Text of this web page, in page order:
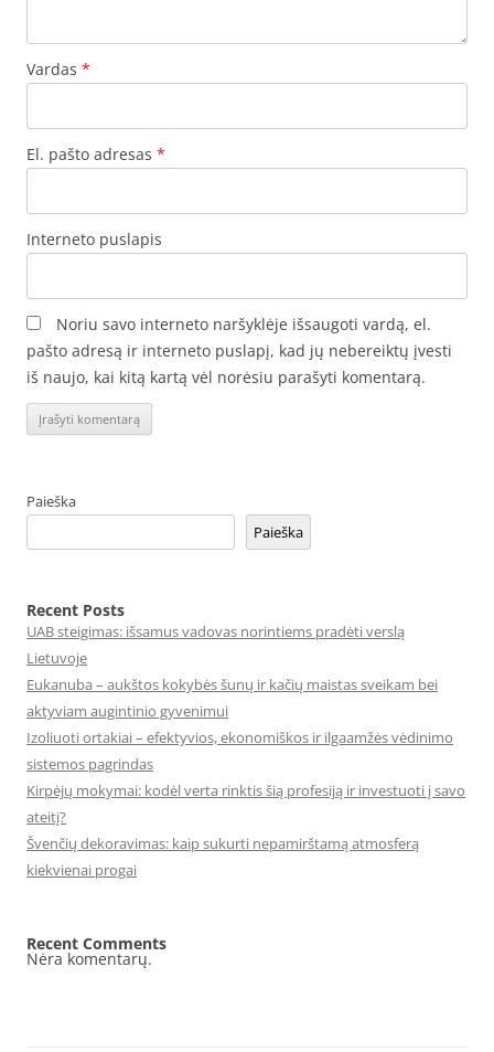
Vardas *
El. pašto adresas *
Interneto puslapis
Noriu savo interneto naršyklėje išsaugoti vardą, el.
pašto adresą ir interneto puslapį, kad jų nebereiktų įvesti
iš naujo, kai kitą kartą vėl norėsiu parašyti komentarą.
Paieška
Paieška
Recent Posts
UAB steigimas: išsamus vadovas norintiems pradėti verslą
Lietuvoje
Eukanuba – aukštos kokybės šunų ir kačių maistas sveikam bei
aktyviam augintinio gyvenimui
Izoliuoti ortakiai – efektyvios, ekonomiškos ir ilgaamžės vėdinimo
sistemos pagrindas
Kirpėjų mokymai: kodėl verta rinktis šią profesiją ir investuoti į savo
ateitį?
Švenčių dekoravimas: kaip sukurti nepamirštamą atmosferą
kiekvienai progai
Recent Comments
Nėra komentarų.